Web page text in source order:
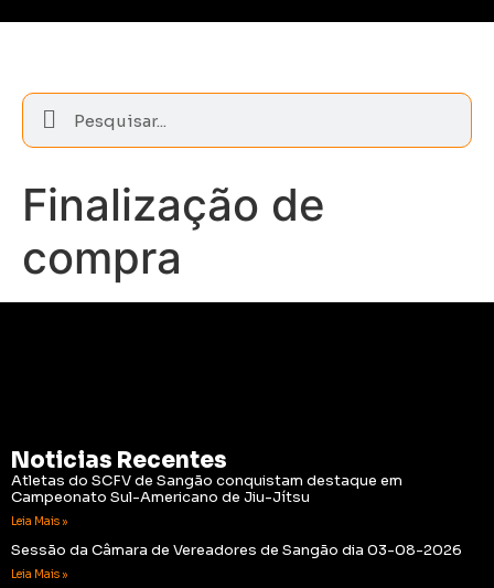
Finalização de
compra
Noticias Recentes
Atletas do SCFV de Sangão conquistam destaque em
Campeonato Sul-Americano de Jiu-Jítsu
Leia Mais »
Sessão da Câmara de Vereadores de Sangão dia 03-08-2026
Leia Mais »